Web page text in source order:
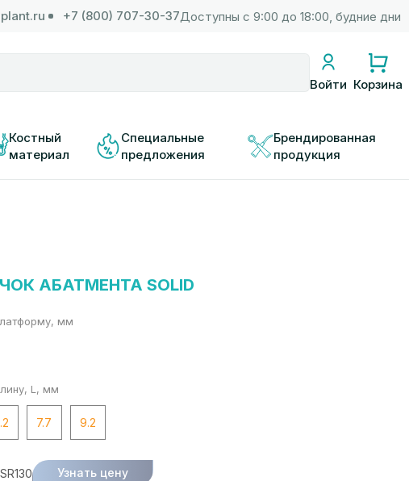
+7 (800) 707-30-37Доступны с 9:00 до 18:00, будние дни
Войти Корзина
Костный
материал
Специальные
предложения
Брендированная
продукция
АБАТМЕНТА SOLID
мм
L, мм
7.7 9.2
Узнать цену